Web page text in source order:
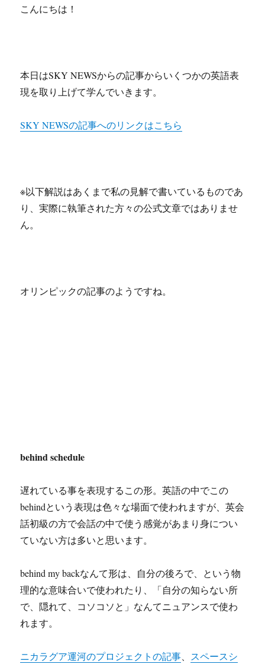
こんにちは！
本日はSKY NEWSからの記事からいくつかの英語表
現を取り上げて学んでいきます。
SKY NEWSの記事へのリンクはこちら
※以下解説はあくまで私の見解で書いているものであ
り、実際に執筆された方々の公式文章ではありませ
ん。
オリンピックの記事のようですね。
behind schedule
遅れている事を表現するこの形。英語の中でこの
behindという表現は色々な場面で使われますが、英会
話初級の方で会話の中で使う感覚があまり身につい
ていない方は多いと思います。
behind my backなんて形は、自分の後ろで、という物
理的な意味合いで使われたり、「自分の知らない所
で、隠れて、コソコソと」なんてニュアンスで使わ
れます。
ニカラグア運河のプロジェクトの記事 スペースシ